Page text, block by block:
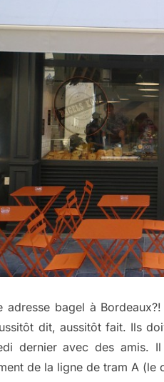
adresse bagel à
dit, aussitôt fait. Ils
dernier avec des
de la ligne de tram A (le